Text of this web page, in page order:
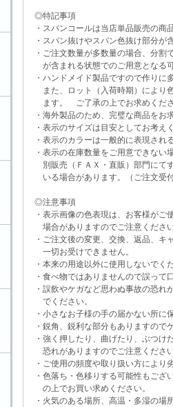
◎特記事項
・スパンコールは当店単品販売の商
・スパン抜けやスパン色抜け部分が
・ご注文数量が多数量の場合、分割
が含まれる状態でのご用意となる
・ハンドメイド製品ですので作りに
また、ロット（入荷時期）により
ます。 ご了承の上でお求めくだ
・海外製品のため、完璧な商品をお
・表示のサイズは目安としてお考え
・表示のカラーは一般的に表現され
・表示の在庫数量をご用意できな
別販売（ＦＡＸ・直販）部門にて
いる場合があります。（ご注文受
◎注意事項
・表示画像の色表現は、お客様がご
場合がありますのでご注意くださ
・ご注文後の変更、交換、返品、キ
一切お受けできません。
・本来の用途以外に使用しないでく
・食べ物ではありませんので誤って
・誤飲やケガなど思わぬ事故の恐れ
でください。
・小さなお子様の手の届かない所に
・鋭角、鋭利な部分もありますので
・強く押したり、曲げたり、ぶつけ
恐れがありますのでご注意くださ
・ご使用の頻度や取り扱い方により
・色落ち・色移りする可能性もござ
の上でお買い求めください。
・火気のある場所、高温・多湿の場